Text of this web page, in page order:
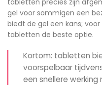
gel voor sommigen een
biedt de gel een kans;
tabletten de beste optie.
Kortom: tabletten
voorspelbaar
een snellere